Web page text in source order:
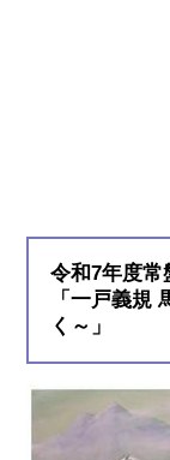
令和7年度常
「一戸義規
く～」